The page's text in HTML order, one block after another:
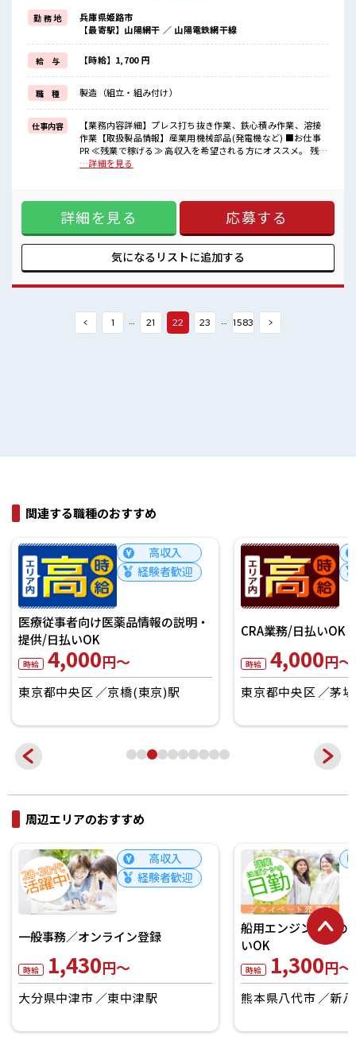
明るすぎたり奇抜でなければ基本的に自由！
(規定有)≪ラクラク制服アリ≫
制服があるので、
毎日の服装の悩み解消♪
≪未経験の方も大カンゲイ≫
新しいことにチャレンジするのは不安だけど、
しっかり働く環境が整っています！
イチからスキルUP・ステップUP目指していきましょう！
■職場の雰囲気
派手すぎなければ多少のヘアカラーもOKなのはウレシイPoint☆
残業が多めだからしっかり稼ぎたい方にもオススメ！
高収入もバッチリ目指せますよ！
勤 務 地
兵庫県姫路市
【最寄駅】山陽網干 ／ 山陽電鉄網干線
給 与 【時給】1,700 円
職 種 製造（組立・組み付け）
仕事内容
【業務内容詳細】プレス打ち抜き作業、鉄心積み作業、溶接
作業【取扱製品情報】産業用機械部品(発電機など) ■お仕事
PR ≪残業で稼げる≫ 高収入を希望される方にオススメ。 残業
は月20時間以上あります♪ ≪ヘアカラーOKで自由な雰囲気
み解消♪ ≪未経験の方も大カンゲイ≫ 新しいことにチャレン
ジするのは不安だけど、 しっかり働く環境が整っています！
イチからスキルUP・ステップUP目指していきましょう！ ■
職場の雰囲気 派手すぎなければ多少のヘアカラーもOKなのは
ウレシイPoint☆ 残業が多めだからしっかり稼ぎたい方にもオ
ススメ！ 高収入もバッチリ目指せますよ！
…詳細を見る
詳細を見る 応募する
気になるリストに追加する
< 1 … 21 22 23 … 1583 >
関連する職種のおすすめ
高収入
経験者歓迎
CRA業務/日払いOK
時給 4,000円～
東京都中央区 茅場町駅
一般事務
時給 3,950円～
東京都豊島区 池
周辺エリアのおすすめ
未経験者OK
船用エンジン部品の工具取付/日払
いOK
時給 1,300円～
熊本県八代市 新八代駅
バイク用品・家庭
査・梱包／オンライ
時給 1,050円～
熊本県菊池郡大津